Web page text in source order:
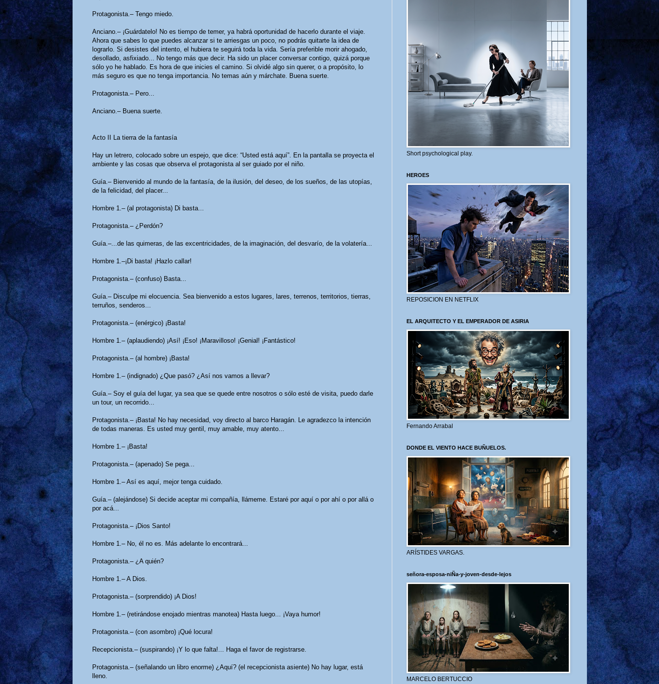
Protagonista.– Tengo miedo.
Anciano.– ¡Guárdatelo! No es tiempo de temer, ya habrá oportunidad de hacerlo durante el viaje.
Ahora que sabes lo que puedes alcanzar si te arriesgas un poco, no podrás quitarte la idea de
lograrlo. Si desistes del intento, el hubiera te seguirá toda la vida. Sería preferible morir ahogado,
desollado, asfixiado... No tengo más que decir. Ha sido un placer conversar contigo, quizá porque
sólo yo he hablado. Es hora de que inicies el camino. Si olvidé algo sin querer, o a propósito, lo
más seguro es que no tenga importancia. No temas aún y márchate. Buena suerte.
Protagonista.– Pero...
Anciano.– Buena suerte.
Acto II La tierra de la fantasía
Hay un letrero, colocado sobre un espejo, que dice: “Usted está aquí”. En la pantalla se proyecta el
ambiente y las cosas que observa el protagonista al ser guiado por el niño.
Guía.– Bienvenido al mundo de la fantasía, de la ilusión, del deseo, de los sueños, de las utopías,
de la felicidad, del placer...
Hombre 1.– (al protagonista) Di basta...
Protagonista.– ¿Perdón?
Guía.–...de las quimeras, de las excentricidades, de la imaginación, del desvarío, de la volatería...
Hombre 1.–¡Di basta! ¡Hazlo callar!
Protagonista.– (confuso) Basta...
Guía.– Disculpe mi elocuencia. Sea bienvenido a estos lugares, lares, terrenos, territorios, tierras,
terruños, senderos...
Protagonista.– (enérgico) ¡Basta!
Hombre 1.– (aplaudiendo) ¡Así! ¡Eso! ¡Maravilloso! ¡Genial! ¡Fantástico!
Protagonista.– (al hombre) ¡Basta!
Hombre 1.– (indignado) ¿Que pasó? ¿Así nos vamos a llevar?
Guía.– Soy el guía del lugar, ya sea que se quede entre nosotros o sólo esté de visita, puedo darle
un tour, un recorrido...
Protagonista.– ¡Basta! No hay necesidad, voy directo al barco Haragán. Le agradezco la intención
de todas maneras. Es usted muy gentil, muy amable, muy atento...
Hombre 1.– ¡Basta!
Protagonista.– (apenado) Se pega...
Hombre 1.– Así es aquí, mejor tenga cuidado.
Guía.– (alejándose) Si decide aceptar mi compañía, llámeme. Estaré por aquí o por ahí o por allá o
por acá...
Protagonista.– ¡Dios Santo!
Hombre 1.– No, él no es. Más adelante lo encontrará...
Protagonista.– ¿A quién?
Hombre 1.– A Dios.
Protagonista.– (sorprendido) ¡A Dios!
Hombre 1.– (retirándose enojado mientras manotea) Hasta luego... ¡Vaya humor!
Protagonista.– (con asombro) ¡Qué locura!
Recepcionista.– (suspirando) ¡Y lo que falta!... Haga el favor de registrarse.
Protagonista.– (señalando un libro enorme) ¿Aquí? (el recepcionista asiente) No hay lugar, está
lleno.
Short psychological play.
HEROES
REPOSICION EN NETFLIX
EL ARQUITECTO Y EL EMPERADOR DE ASIRIA
Fernando Arrabal
DONDE EL VIENTO HACE BUÑUELOS.
ARÍSTIDES VARGAS.
señora-esposa-niÑa-y-joven-desde-lejos
MARCELO BERTUCCIO